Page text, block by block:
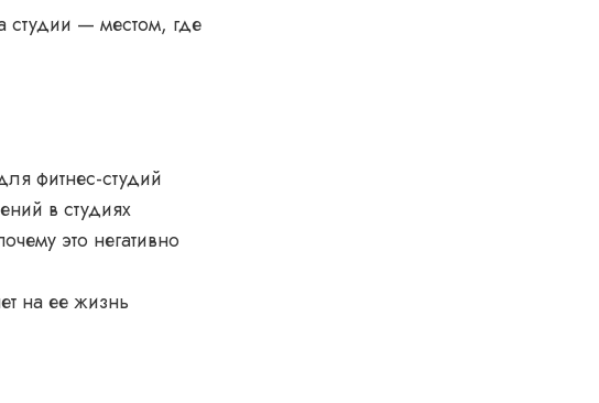
студии — местом, где
фитнес-студий
в студиях
это негативно
на ее жизнь